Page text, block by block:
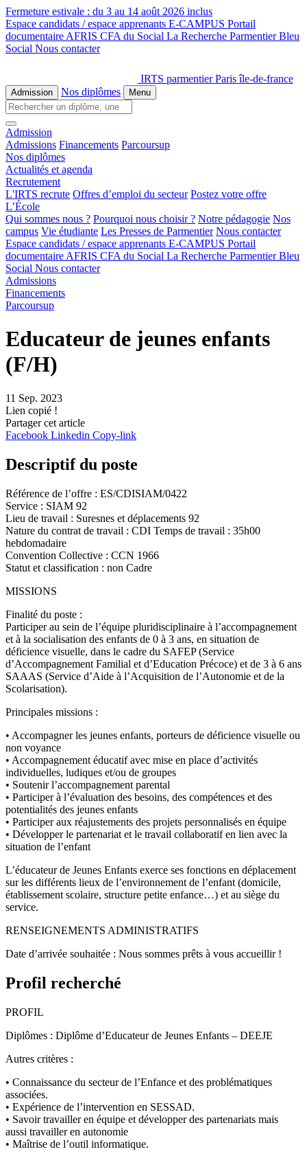
Fermeture estivale : du 3 au 14 août 2026 inclus
Espace candidats / espace apprenants E-CAMPUS Portail
documentaire AFRIS CFA du Social La Recherche Parmentier Bleu
Social Nous contacter
IRTS parmentier Paris île-de-france
Admission Nos diplômes Menu
Admission
Admissions Financements Parcoursup
Nos diplômes
Actualités et agenda
Recrutement
L'IRTS recrute Offres d’emploi du secteur Postez votre offre
L’École
Qui sommes nous ? Pourquoi nous choisir ? Notre pédagogie Nos
campus Vie étudiante Les Presses de Parmentier Nous contacter
Espace candidats / espace apprenants E-CAMPUS Portail
documentaire AFRIS CFA du Social La Recherche Parmentier Bleu
Social Nous contacter
Admissions
Financements
Parcoursup
Educateur de jeunes enfants
(F/H)
11 Sep. 2023
Lien copié !
Partager cet article
Facebook Linkedin Copy-link
Descriptif du poste
Référence de l’offre : ES/CDISIAM/0422
Service : SIAM 92
Lieu de travail : Suresnes et déplacements 92
Nature du contrat de travail : CDI Temps de travail : 35h00
hebdomadaire
Convention Collective : CCN 1966
Statut et classification : non Cadre
MISSIONS
Finalité du poste :
Participer au sein de l’équipe pluridisciplinaire à l’accompagnement
et à la socialisation des enfants de 0 à 3 ans, en situation de
déficience visuelle, dans le cadre du SAFEP (Service
d’Accompagnement Familial et d’Education Précoce) et de 3 à 6 ans
SAAAS (Service d’Aide à l’Acquisition de l’Autonomie et de la
Scolarisation).
Principales missions :
• Accompagner les jeunes enfants, porteurs de déficience visuelle ou
non voyance
• Accompagnement éducatif avec mise en place d’activités
individuelles, ludiques et/ou de groupes
• Soutenir l’accompagnement parental
• Participer à l’évaluation des besoins, des compétences et des
potentialités des jeunes enfants
• Participer aux réajustements des projets personnalisés en équipe
• Développer le partenariat et le travail collaboratif en lien avec la
situation de l’enfant
L’éducateur de Jeunes Enfants exerce ses fonctions en déplacement
sur les différents lieux de l’environnement de l’enfant (domicile,
établissement scolaire, structure petite enfance…) et au siège du
service.
RENSEIGNEMENTS ADMINISTRATIFS
Date d’arrivée souhaitée : Nous sommes prêts à vous accueillir !
Profil recherché
PROFIL
Diplômes : Diplôme d’Educateur de Jeunes Enfants – DEEJE
Autres critères :
• Connaissance du secteur de l’Enfance et des problématiques
associées.
• Expérience de l’intervention en SESSAD.
• Savoir travailler en équipe et développer des partenariats mais
aussi travailler en autonomie
• Maîtrise de l’outil informatique.